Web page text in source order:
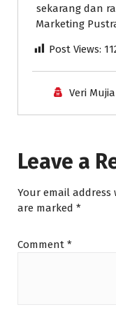
sekarang dan
Marketing
Post Views:
Veri
Leave a
Your email
are marked *
Comment *